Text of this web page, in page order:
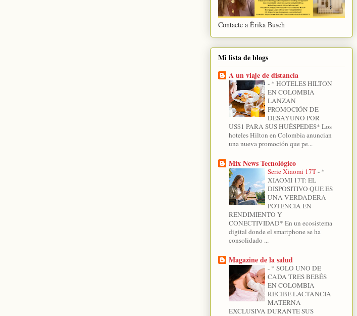
Contacte a Érika Busch
Mi lista de blogs
A un viaje de distancia
- * HOTELES HILTON
EN COLOMBIA
LANZAN
PROMOCIÓN DE
DESAYUNO POR
US$1 PARA SUS HUÉSPEDES* Los
hoteles Hilton en Colombia anuncian
una nueva promoción que pe...
Mix News Tecnológico
Serie Xiaomi 17T- *
XIAOMI 17T: EL
DISPOSITIVO QUE ES
UNA VERDADERA
POTENCIA EN
RENDIMIENTO Y
CONECTIVIDAD* En un ecosistema
digital donde el smartphone se ha
consolidado ...
Magazine de la salud
- * SOLO UNO DE
CADA TRES BEBÉS
EN COLOMBIA
RECIBE LACTANCIA
MATERNA
EXCLUSIVA DURANTE SUS